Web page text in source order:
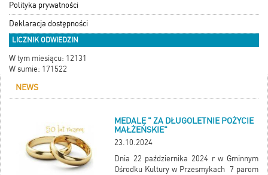
Polityka prywatności
Deklaracja dostępności
LICZNIK ODWIEDZIN
W tym miesiącu: 12131
W sumie: 171522
NEWS
MEDALE " ZA DŁUGOLETNIE POŻYCIE
MAŁŻEŃSKIE"
23.10.2024
Dnia 22 października 2024 r w Gminnym
Ośrodku Kultury w Przesmykach 7 parom